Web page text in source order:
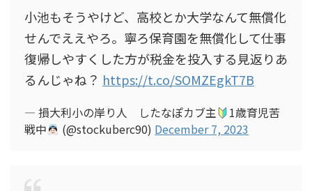
小池もそうやけど、高校とか大学なんて無償化
せんでええやろ。寧ろ保育園を無償化して仕事
復帰しやすくした方が税金を投入する見返りあ
るんじゃね？ https://t.co/SOMZEgkT7B
— 損大利小の岸り人 したなぽカブ主
1歳育児苦
戦中
(@stockuberc90) December 7, 2023